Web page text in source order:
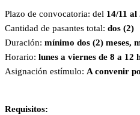
Plazo de convocatoria: del 14/11 al
Cantidad de pasantes total: dos (2)
Duración: mínimo dos (2) meses,
Horario: lunes a viernes de 8 a 12
Asignación estímulo: A convenir
Requisitos: